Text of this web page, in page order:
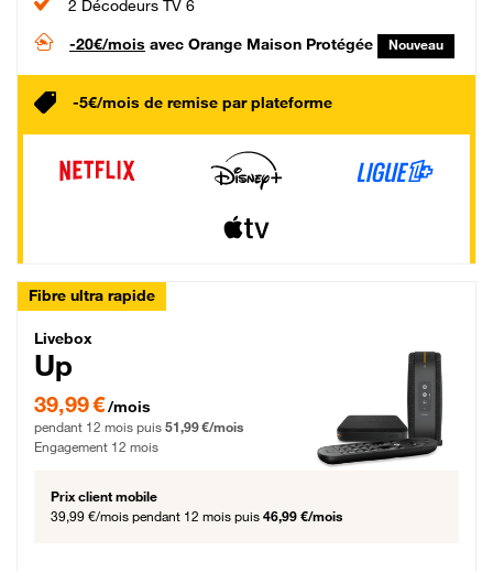
2 Décodeurs TV 6
-20€/mois avec Orange Maison Protégée Nouveau
-5€/mois de remise par plateforme
Fibre ultra rapide
Livebox Up Fibre
Livebox
Up
39,99 € par mois pendant 12 mois puis 51,99 € par mois, Engagement 12 mois
39,99 €/mois
pendant 12 mois puis 51,99 €/mois
Engagement 12 mois
Prix client mobile
39,99 €/mois pendant 12 mois puis 46,99 €/mois